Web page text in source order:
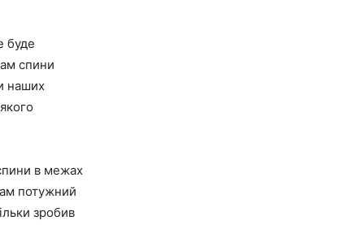
буде
спини
наших
в межах
потужний
зробив